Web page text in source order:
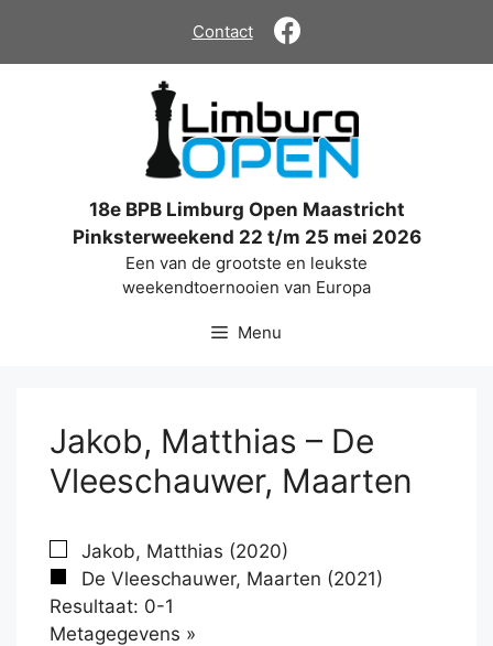
de
Contact
18e BPB Limburg Open Maastricht
Pinksterweekend 22 t/m 25 mei 2026
Een van de grootste en leukste
weekendtoernooien van Europa
Menu
Jakob, Matthias – De
Vleeschauwer, Maarten
Jakob, Matthias (2020)
De Vleeschauwer, Maarten (2021)
Resultaat: 0-1
Metagegevens »